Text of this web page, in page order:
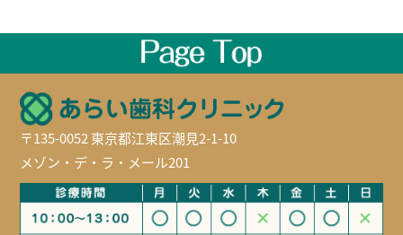
〒135-0052 東京都江東区潮見2-1-10
メゾン・デ・ラ・メール201